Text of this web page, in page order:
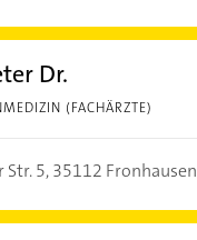
Dr.
(FACHÄRZTE)
5,35112 Fronhausen